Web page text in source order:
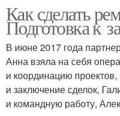
Как сделать
Подготовка к
В июне 2017 года
Анна взяла на себя
и координацию
и заключение сделок,
и командную работу,